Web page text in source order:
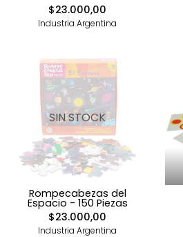
$23.000,00
Industria Argentina
SIN STOCK
Rompecabezas del
Espacio - 150 Piezas
$23.000,00
Industria Argentina